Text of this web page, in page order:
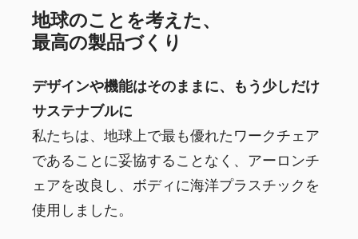
地球のことを考えた、
最高の製品づくり
デザインや機能はそのままに、もう少しだけ
サステナブルに
私たちは、地球上で最も優れたワークチェア
であることに妥協することなく、アーロンチ
ェアを改良し、ボディに海洋プラスチックを
使用しました。